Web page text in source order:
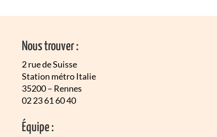
Nous trouver :
2 rue de Suisse
Station métro Italie
35200 – Rennes
02 23 61 60 40
Équipe :